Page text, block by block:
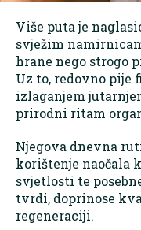
Više puta je
svježim
hrane nego strogo
Uz to, redovno pije
izlaganjem
prirodni ritam
Njegova dnevna
korištenje naočala
svjetlosti te
tvrdi, doprinose
regeneraciji.